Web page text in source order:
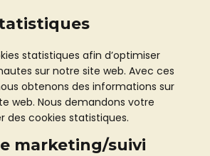
statistiques afin d’optimiser
sur notre site web. Avec ces
obtenons des informations sur
web. Nous demandons votre
des cookies statistiques.
marketing/suivi